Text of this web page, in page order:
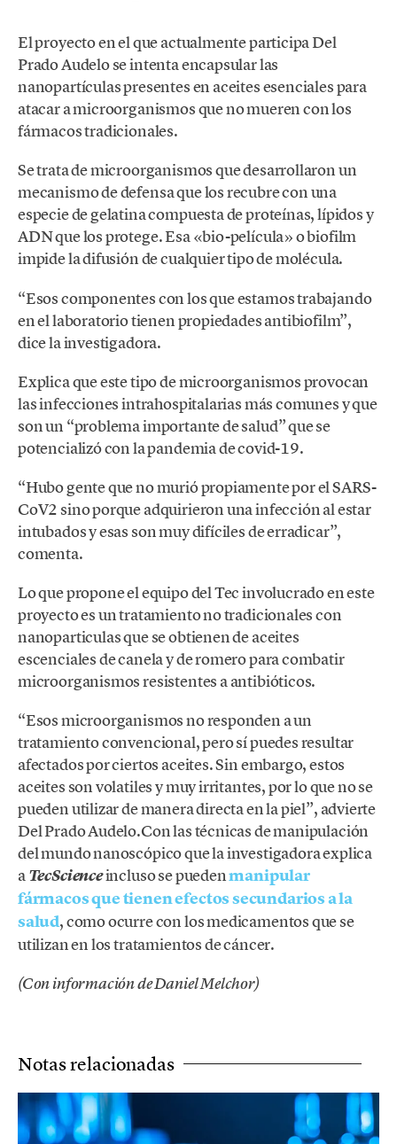
El proyecto en el que actualmente participa Del
Prado Audelo se intenta encapsular las
nanopartículas presentes en aceites esenciales para
atacar a microorganismos que no mueren con los
fármacos tradicionales.
Se trata de microorganismos que desarrollaron un
mecanismo de defensa que los recubre con una
especie de gelatina compuesta de proteínas, lípidos y
ADN que los protege. Esa «bio-película» o biofilm
impide la difusión de cualquier tipo de molécula.
“Esos componentes con los que estamos trabajando
en el laboratorio tienen propiedades antibiofilm”,
dice la investigadora.
Explica que este tipo de microorganismos provocan
las infecciones intrahospitalarias más comunes y que
son un “problema importante de salud” que se
potencializó con la pandemia de covid-19.
“Hubo gente que no murió propiamente por el SARS-
CoV2 sino porque adquirieron una infección al estar
intubados y esas son muy difíciles de erradicar”,
comenta.
Lo que propone el equipo del Tec involucrado en este
proyecto es un tratamiento no tradicionales con
nanoparticulas que se obtienen de aceites
escenciales de canela y de romero para combatir
microorganismos resistentes a antibióticos.
“Esos microorganismos no responden a un
tratamiento convencional, pero sí puedes resultar
afectados por ciertos aceites. Sin embargo, estos
aceites son volatiles y muy irritantes, por lo que no se
pueden utilizar de manera directa en la piel”, advierte
Del Prado Audelo.Con las técnicas de manipulación
del mundo nanoscópico que la investigadora explica
aTecScienceincluso se puedenmanipular
fármacos que tienen efectos secundarios a la
salud, como ocurre con los medicamentos que se
utilizan en los tratamientos de cáncer.
(Con información de Daniel Melchor)
Notas relacionadas